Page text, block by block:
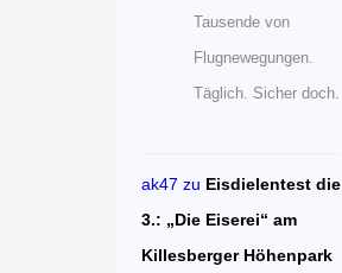
Tausende von
Flugnewegungen.
Täglich. Sicher doch.
ak47 zu Eisdielentest die
3.: „Die Eiserei“ am
Killesberger Höhenpark